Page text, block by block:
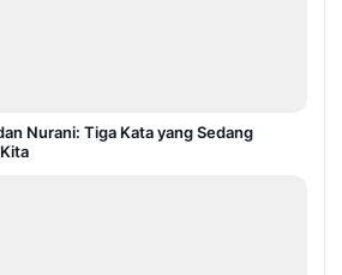
Nurani: Tiga Kata yang Sedang